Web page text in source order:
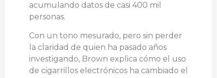
acumulando datos de casi 400 mil
personas.
Con un tono mesurado, pero sin perder
la claridad de quien ha pasado años
investigando, Brown explica cómo el uso
de cigarrillos electrónicos ha cambiado el